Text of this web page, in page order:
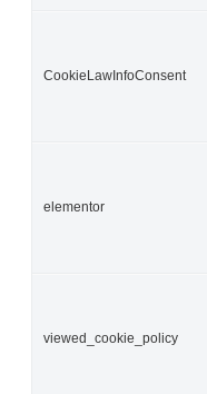
CookieLawInfoConsent
elementor
viewed_cookie_policy